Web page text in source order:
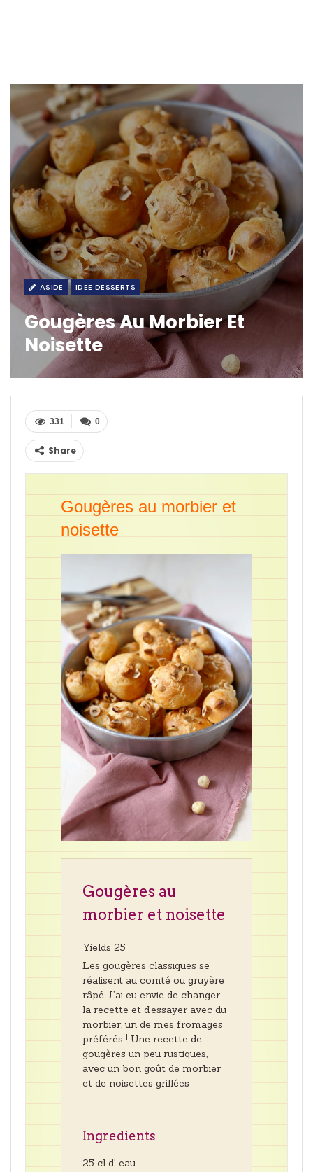
ASIDE IDEE DESSERTS
Gougères Au Morbier Et
Noisette
0
331
Share
Gougères au morbier et
noisette
Gougères au
morbier et noisette
Yields 25
Les gougères classiques se
réalisent au comté ou gruyère
râpé. J’ai eu envie de changer
la recette et d’essayer avec du
morbier, un de mes fromages
préférés ! Une recette de
gougères un peu rustiques,
avec un bon goût de morbier
et de noisettes grillées
Ingredients
25 cl d' eau